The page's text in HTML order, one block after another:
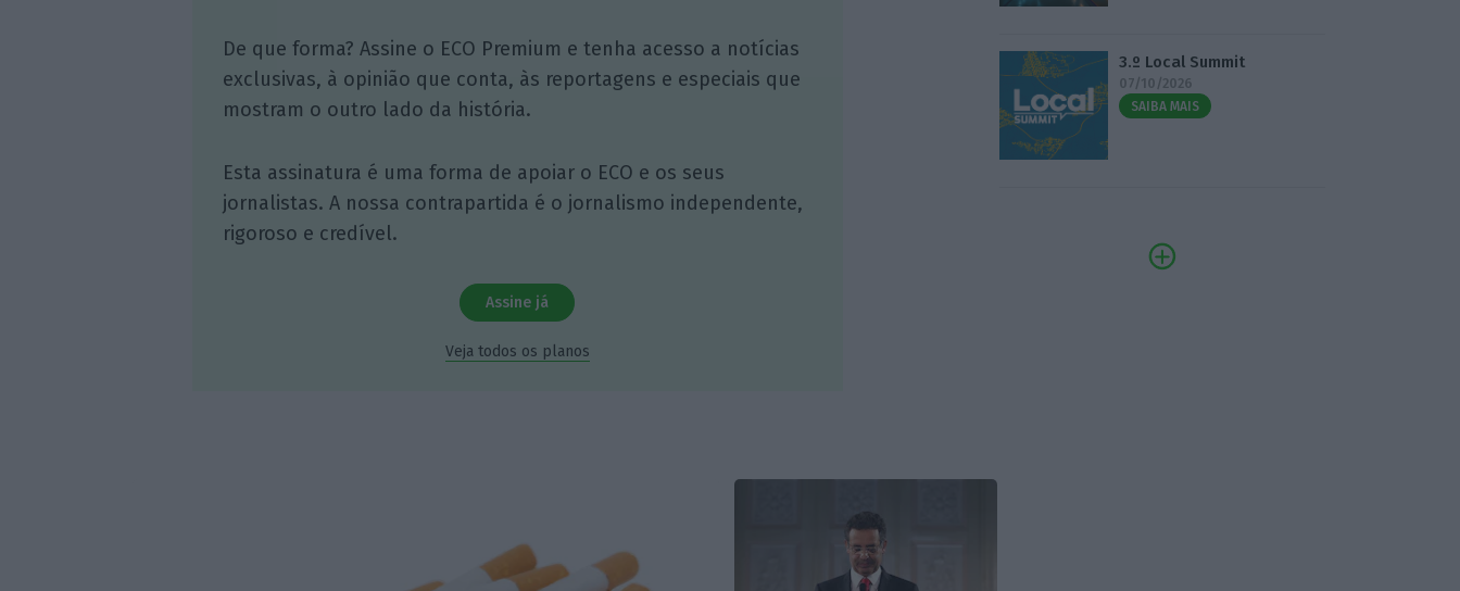
De que forma? Assine o ECO Premium e tenha acesso a notícias
exclusivas, à opinião que conta, às reportagens e especiais que
mostram o outro lado da história.
Esta assinatura é uma forma de apoiar o ECO e os seus
jornalistas. A nossa contrapartida é o jornalismo independente,
rigoroso e credível.
Assine já
Veja todos os planos
3.º Local Summit
07/10/2026
SAIBA MAIS